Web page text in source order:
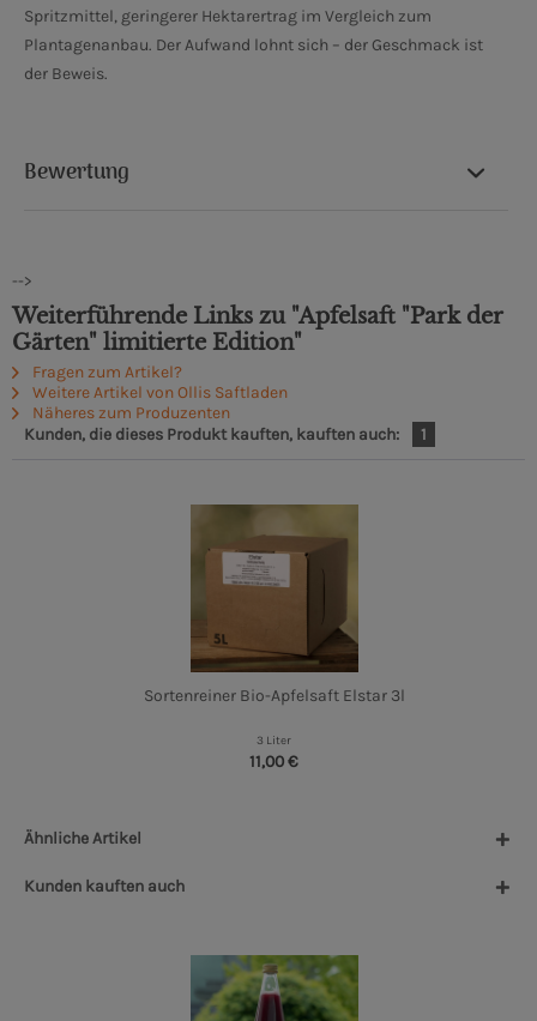
Spritzmittel, geringerer Hektarertrag im Vergleich zum
Plantagenanbau. Der Aufwand lohnt sich – der Geschmack ist
der Beweis.
Bewertung
-->
Weiterführende Links zu "Apfelsaft "Park der
Gärten" limitierte Edition"
Fragen zum Artikel?
Weitere Artikel von Ollis Saftladen
Näheres zum Produzenten
Kunden, die dieses Produkt kauften, kauften auch:
1
Sortenreiner Bio-Apfelsaft Elstar 3l
3 Liter
11,00 €
Ähnliche Artikel
Kunden kauften auch